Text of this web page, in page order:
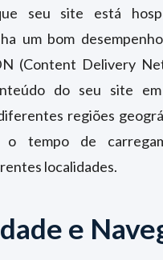
seu site está
um bom
(Content Delivery
do seu site em
regiões
o tempo de
localidades.
e